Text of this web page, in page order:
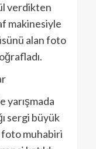
verdikten
makinesiyle
alan foto
yarışmada
sergi büyük
foto muhabiri